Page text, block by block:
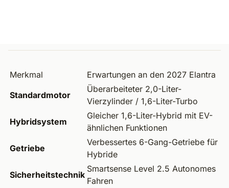
Merkmal
Erwartungen an den 2027 Elantra
Standardmotor
Überarbeiteter 2,0-Liter-
Vierzylinder / 1,6-Liter-Turbo
Hybridsystem
Gleicher 1,6-Liter-Hybrid mit EV-
ähnlichen Funktionen
Getriebe
Verbessertes 6-Gang-Getriebe für
Hybride
Sicherheitstechnik
Smartsense Level 2.5 Autonomes
Fahren